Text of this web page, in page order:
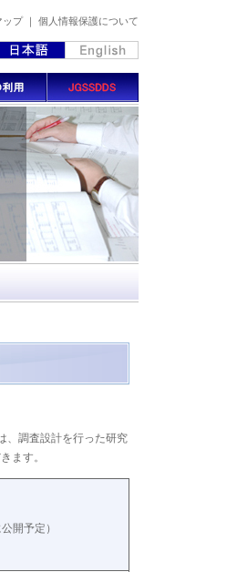
ップ｜ 個人情報保護について
、調査設計を行った研究
ます。
開予定）